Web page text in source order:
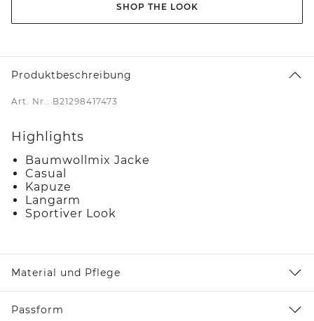
SHOP THE LOOK
Produktbeschreibung
Art. Nr.: B21298417473
Highlights
Baumwollmix Jacke
Casual
Kapuze
Langarm
Sportiver Look
Material und Pflege
Passform